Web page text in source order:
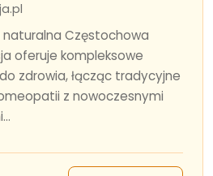
Częstochowa
oferuje kompleksowe
zdrowia, łącząc tradycyjne
z nowoczesnymi